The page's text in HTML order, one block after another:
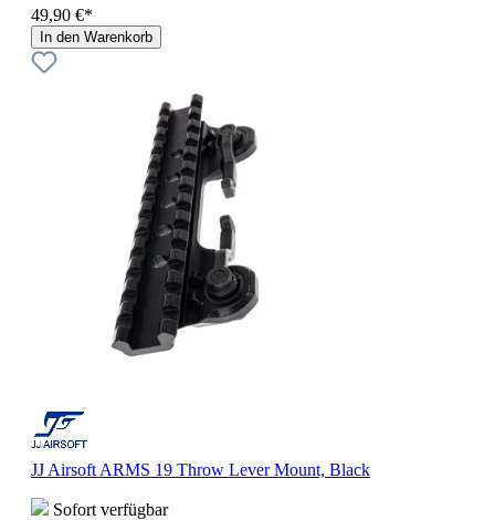
49,90 €*
In den Warenkorb
JJ Airsoft ARMS 19 Throw Lever Mount, Black
Sofort verfügbar